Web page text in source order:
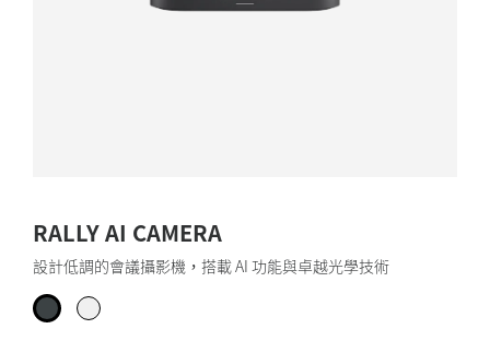
RALLY AI CAMERA
設計低調的會議攝影機，搭載 AI 功能與卓越光學技術